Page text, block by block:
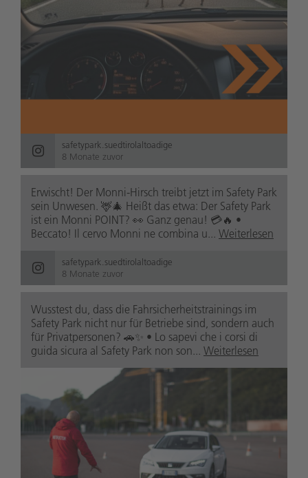
safetypark.suedtirolaltoadige
8 Monate zuvor
Erwischt! Der Monni-Hirsch treibt jetzt im Safety Park
sein Unwesen. 🦌🎄 Heißt das etwa: Der Safety Park
ist ein Monni POINT? 👀 Ganz genau! 💳🔥 •
Beccato! Il cervo Monni ne combina u... Weiterlesen
safetypark.suedtirolaltoadige
8 Monate zuvor
Wusstest du, dass die Fahrsicherheitstrainings im
Safety Park nicht nur für Betriebe sind, sondern auch
für Privatpersonen? 🚗✨ • Lo sapevi che i corsi di
guida sicura al Safety Park non son... Weiterlesen